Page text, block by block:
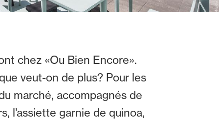
chez «Ou Bien Encore».
veut-on de plus? Pour les
marché, accompagnés de
l’assiette garnie de quinoa,